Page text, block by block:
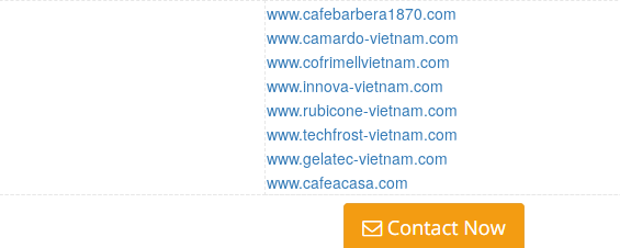
www.cafebarbera1870.com
www.camardo-vietnam.com
www.cofrimellvietnam.com
www.innova-vietnam.com
www.rubicone-vietnam.com
www.techfrost-vietnam.com
www.gelatec-vietnam.com
www.cafeacasa.com